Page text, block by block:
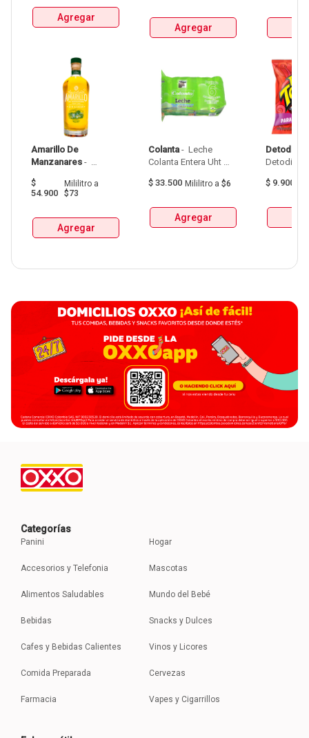
Agregar
Amarillo De
Manzanares -
De Manzanares
$
54.900
Mililitroa
$73
Agregar
Agregar
Colanta - Leche
Colanta Entera Uht
$ 33.500 Mililitro a $6
Agregar
Detodito
$ 9.900
Categorías
Panini
Accesorios y Telefonia
Alimentos Saludables
Bebidas
Cafes y Bebidas Calientes
Comida Preparada
Farmacia
Hogar
Mascotas
Mundo del Bebé
Snacks y Dulces
Vinos y Licores
Cervezas
Vapes y Cigarrillos